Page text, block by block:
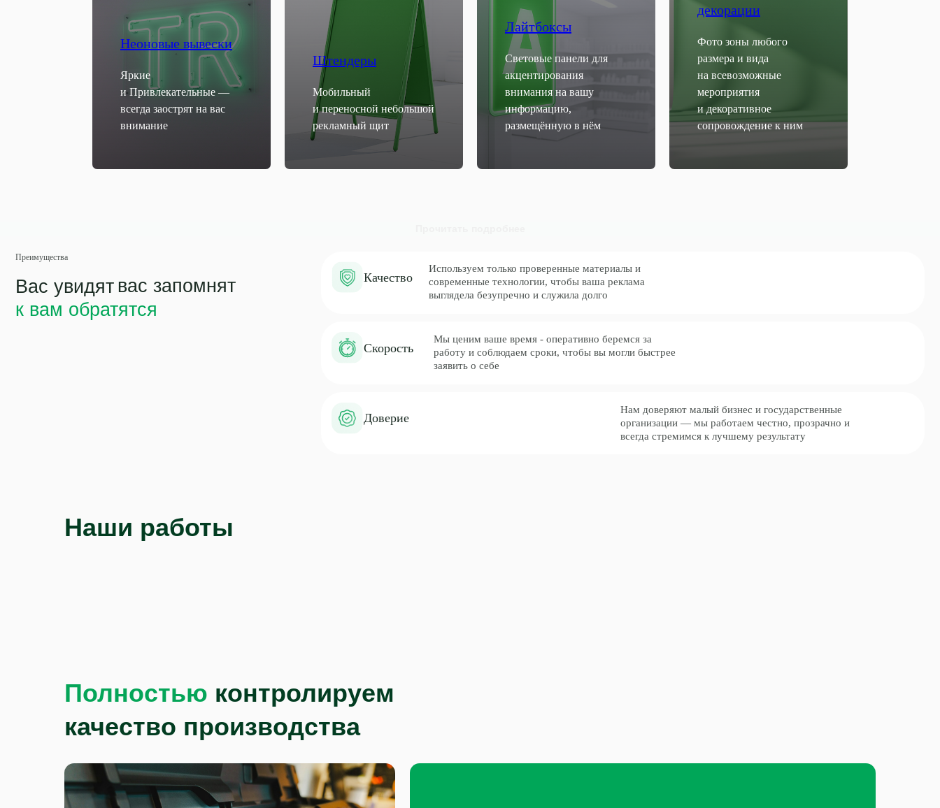
Неоновые вывески
Яркие
и Привлекательные —
всегда заострят на вас
внимание
Штендеры
Мобильный
и переносной небольшой
рекламный щит
Лайтбоксы
Световые панели для
акцентирования
внимания на вашу
информацию,
размещённую в нём
декорации
Фото зоны любого
размера и вида
на всевозможные
мероприятия
и декоративное
сопровождение к ним
Наружная реклама в Краснодаре
— быстро, эффективно и надежно
к вам обратятся
Доверие
организации — мы работаем честно, прозрачно и
всегда стремимся к лучшему результату
Используем только проверенные материалы и
современные технологии, чтобы ваша реклама
Наши работы
Полностью контролируем
качество производства